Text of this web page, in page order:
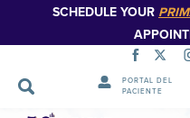
SCHEDULE YOUR
PORTAL DEL
PACIENTE